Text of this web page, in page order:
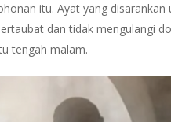
itu. Ayat yang
dan tidak mengulangi
tengah malam.